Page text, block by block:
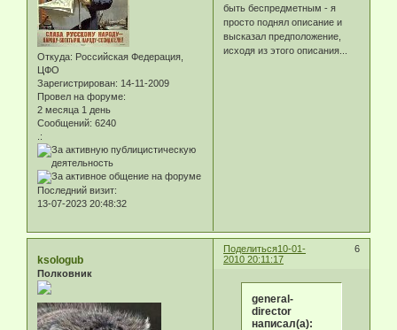
Откуда: Российская Федерация,
ЦФО
Зарегистрирован: 14-11-2009
Провел на форуме:
2 месяца 1 день
Сообщений: 6240
.:
Последний визит:
13-07-2023 20:48:32
быть беспредметным - я
просто поднял описание и
высказал предположение,
исходя из этого описания...
Поделиться 6
10-01-
2010 20:11:17
ksologub
Полковник
general-
director
написал(а):